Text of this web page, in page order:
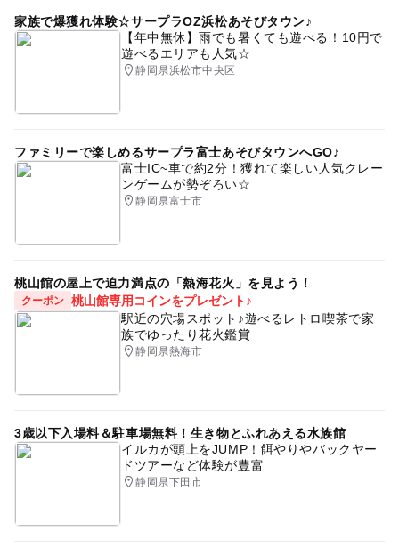
家族で爆獲れ体験☆サープラOZ浜松あそびタウン♪
【年中無休】雨でも暑くても遊べる！10円で
遊べるエリアも人気☆
静岡県浜松市中央区
ファミリーで楽しめるサープラ富士あそびタウンへGO♪
富士IC~車で約2分！獲れて楽しい人気クレー
ンゲームが勢ぞろい☆
静岡県富士市
桃山館の屋上で迫力満点の「熱海花火」を見よう！
クーポン 桃山館専用コインをプレゼント♪
駅近の穴場スポット♪遊べるレトロ喫茶で家
族でゆったり花火鑑賞
静岡県熱海市
3歳以下入場料＆駐車場無料！生き物とふれあえる水族館
イルカが頭上をJUMP！餌やりやバックヤー
ドツアーなど体験が豊富
静岡県下田市